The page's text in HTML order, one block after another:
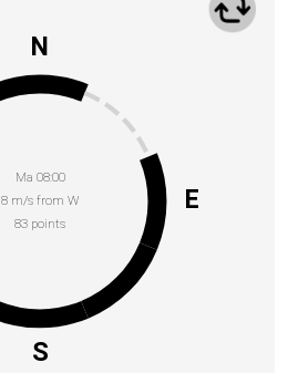
Ma 08:00
8 m/s from W
83 points
N
E
S